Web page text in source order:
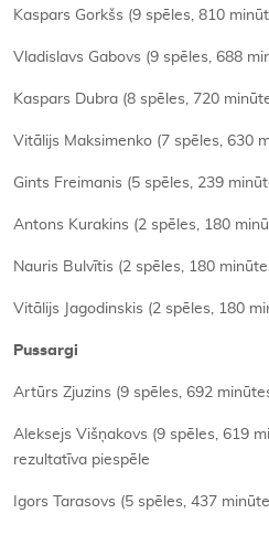
Kaspars Gorkšs (9 spēles, 810
Vladislavs Gabovs (9 spēles, 688
Kaspars Dubra (8 spēles, 720
Vitālijs Maksimenko (7 spēles, 630
Gints Freimanis (5 spēles, 239
Antons Kurakins (2 spēles, 180
Nauris Bulvītis (2 spēles, 180
Vitālijs Jagodinskis (2 spēles, 180
Pussargi
Artūrs Zjuzins (9 spēles, 692
Aleksejs Višņakovs (9 spēles, 619
rezultatīva piespēle
Igors Tarasovs (5 spēles, 437